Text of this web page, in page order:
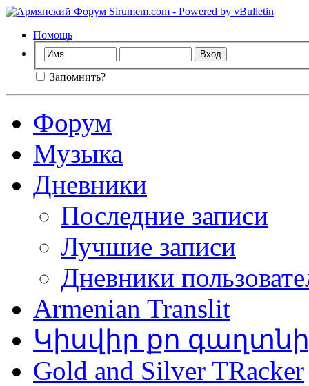
Помощь
Запомнить?
Форум
Музыка
Дневники
Последние записи
Лучшие записи
Дневники
Armenian Translit
Կիսվիր քո
Gold and Silver TRacker